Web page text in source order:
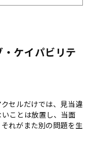
ケイパビリテ
セルだけでは、見当違
ことは放置し、当面
れがまた別の問題を生